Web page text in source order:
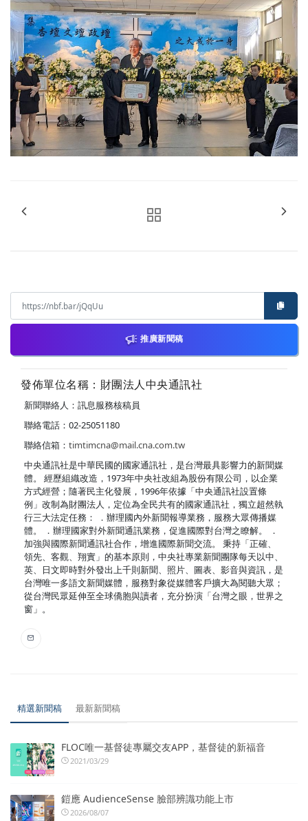
推廣新聞稿
發佈單位名稱：財團法人中央通訊社
新聞聯絡人：訊息服務核稿員
聯絡電話：02-25051180
聯絡信箱： timtimcna@mail.cna.com.tw
中央通訊社是中華民國的國家通訊社，是台灣最具影響力的新聞媒
體。 經歷組織改造，1973年中央社改組為股份有限公司，以企業
方式經營；隨著民主化發展，1996年依據「中央通訊社設置條
例」改制為財團法人，定位為全民共有的國家通訊社，獨立超然執
行三大法定任務： ．辦理國內外新聞報導業務，服務大眾傳播媒
體。 ．辦理國家對外新聞通訊業務，促進國際對台灣之瞭解。 ．
加強與國際新聞通訊社合作，增進國際新聞交流。 秉持「正確、
領先、客觀、翔實」的基本原則，中央社專業新聞團隊每天以中、
英、日文即時對外發出上千則新聞、照片、圖表、影音與資訊，是
台灣唯一多語文新聞媒體，服務對象從媒體客戶擴大為閱聽大眾；
從台灣民眾延伸至全球僑胞與讀者，充分扮演「台灣之眼，世界之
窗」。
精選新聞稿 最新新聞稿
FLOC唯一基督徒專屬交友APP，基督徒的新福音
2021/03/29
鎧應 AudienceSense 臉部辨識功能上市
2026/08/07